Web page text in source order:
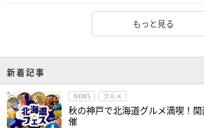
もっと見る
新着記事
NEWS グルメ
秋の神戸で北海道グルメ満喫！
催